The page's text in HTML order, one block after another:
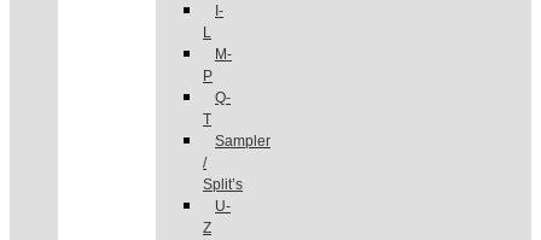
I-
L
M-
P
Q-
T
Sampler
/
Split’s
U-
Z